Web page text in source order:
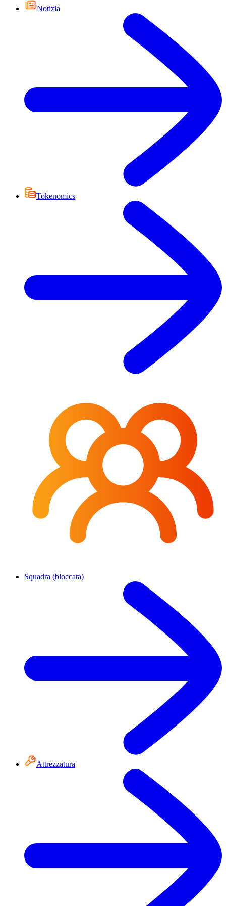
Notizia
Tokenomics
Squadra (bloccata)
Attrezzatura